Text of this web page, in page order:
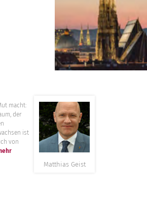
macht:
der
ist
von
Matthias Geist